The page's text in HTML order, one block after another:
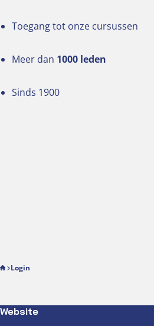
Toegang tot onze cursussen
Meer dan 1000 leden
Sinds 1900
Login
Website